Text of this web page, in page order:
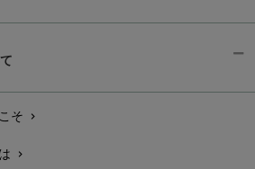
そ chevron_right
chevron_right